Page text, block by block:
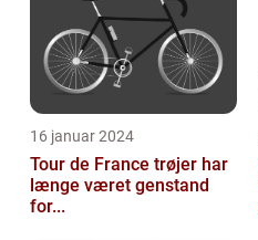
16 januar 2024
Tour de France trøjer har
længe været genstand
for...